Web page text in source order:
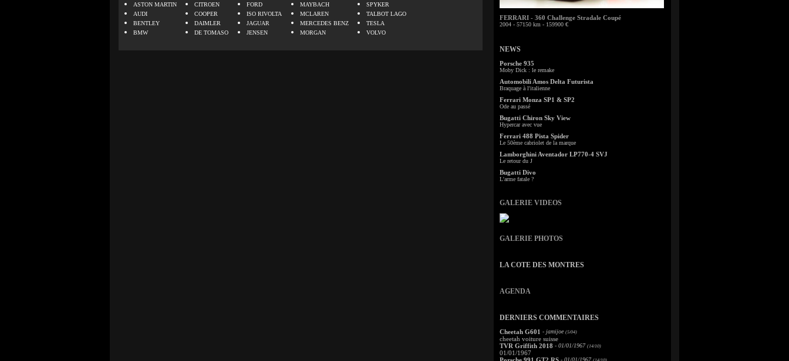
ASTON MARTIN
AUDI
BENTLEY
BMW
CITROEN
COOPER
DAIMLER
DE TOMASO
FORD
ISO RIVOLTA
JAGUAR
JENSEN
MAYBACH
MCLAREN
MERCEDES BENZ
MORGAN
SPYKER
TALBOT LAGO
TESLA
VOLVO
FERRARI - 360 Challenge Stradale Coupé
2004 - 57150 km - 159900 €
NEWS
Porsche 935
Moby Dick : le remake
Automobili Amos Delta Futurista
Braquage à l'italienne
Ferrari Monza SP1 & SP2
Ode au passé
Bugatti Chiron Sky View
Hypercar avec vue
Ferrari 488 Pista Spider
Le 50ème cabriolet de la marque
Lamborghini Aventador LP770-4 SVJ
Le retour du J
Bugatti Divo
L'arme fatale ?
GALERIE VIDEOS
GALERIE PHOTOS
LA COTE DES MONTRES
AGENDA
DERNIERS COMMENTAIRES
Cheetah G601 - jamijoe (5/04)
cheetah voiture suisse
TVR Griffith 2018 - 01/01/1967 (14/10)
01/01/1967
- 01/01/1967